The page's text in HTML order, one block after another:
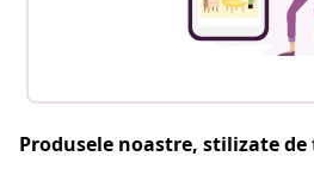
Produsele noastre, stilizate